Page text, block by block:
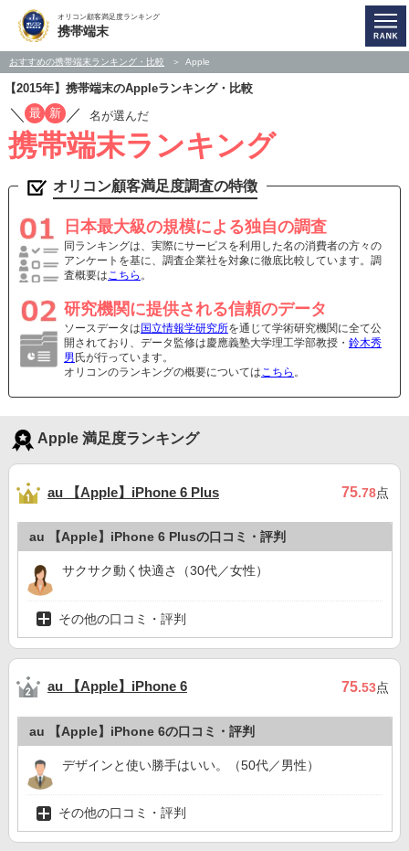
オリコン顧客満足度ランキング
携帯端末
おすすめの携帯端末ランキング・比較 Apple
【2015年】携帯端末のAppleランキング・比較
／ 最 新 ／ 名が選んだ
携帯端末ランキング
オリコン顧客満足度調査の特徴
日本最大級の規模による独自の調査
同ランキングは、実際にサービスを利用した名の消費者の方々の
アンケートを基に、調査企業社を対象に徹底比較しています。調
査概要はこちら 。
研究機関に提供される信頼のデータ
ソースデータは 国立情報学研究所を通じて学術研究機関に全て公
開されており、データ監修は慶應義塾大学理工学部教授・ 鈴木秀
男 氏が行っています。
オリコンのランキングの概要についてはこちら 。
Apple 満足度ランキング
au 【Apple】iPhone 6 Plus 75.78点
au 【Apple】iPhone 6 Plusの口コミ・評判
サクサク動く快適さ（30代／女性）
その他の口コミ・評判
au 【Apple】iPhone 6 75.53点
au 【Apple】iPhone 6の口コミ・評判
デザインと使い勝手はいい。（50代／男性）
その他の口コミ・評判